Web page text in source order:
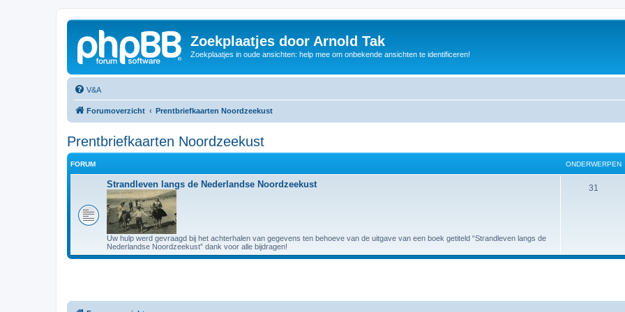
Zoekplaatjes door Arnold Tak
Zoekplaatjes in oude ansichten: help mee om onbekende ansichten te identificeren!
V&A
Forumoverzicht Prentbriefkaarten Noordzeekust
Prentbriefkaarten Noordzeekust
FORUM ONDERWERPEN
Strandleven langs de Nederlandse Noordzeekust
Uw hulp werd gevraagd bij het achterhalen van gegevens ten behoeve van de uitgave van een boek getiteld “Strandleven langs de
Nederlandse Noordzeekust” dank voor alle bijdragen!
31